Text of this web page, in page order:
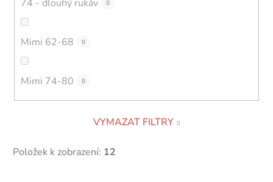
74 - dlouhý rukáv 0
Mimi 62-68 0
Mimi 74-80 0
VYMAZAT FILTRY
Položek k zobrazení: 12